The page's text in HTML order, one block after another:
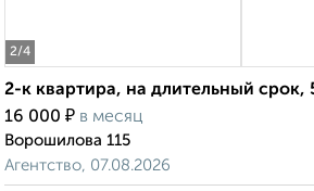
2/4
2-к квартира, на длительный срок,
16 000 ₽ в месяц
Ворошилова 115
Агентство, 07.08.2026